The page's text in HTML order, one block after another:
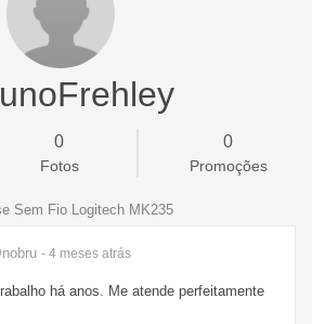
0
Fotos
0
Promoções
Sem Fio Logitech MK235
- 4 meses atrás
há anos. Me atende perfeitamente